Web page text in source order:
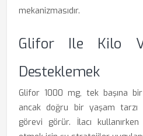
mekanizmasıdır.
Glifor Ile Kilo
Desteklemek
Glifor 1000 mg, tek başına
ancak doğru bir yaşam
görevi görür. İlacı kullanırken